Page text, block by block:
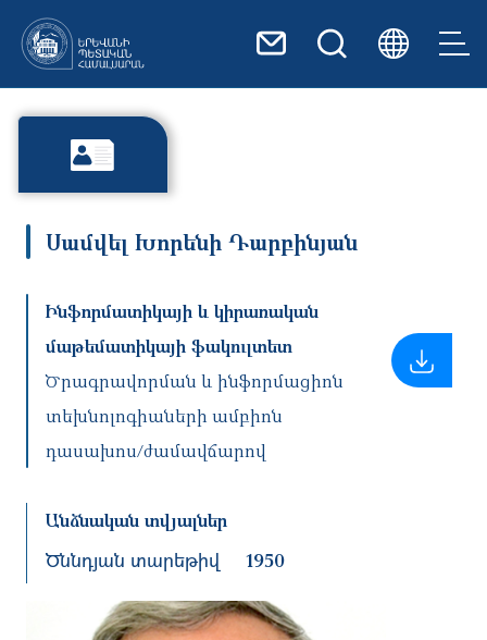
Սամվել Խորենի Դարբինյան
Ինֆորմատիկայի և կիրառական
մաթեմատիկայի ֆակուլտետ
Ծրագրավորման և ինֆորմացիոն
տեխնոլոգիաների ամբիոն
դասախոս/ժամավճարով
Անձնական տվյալներ
Ծննդյան տարեթիվ 1950